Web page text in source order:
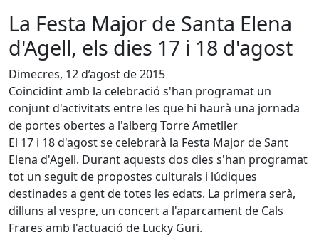
La Festa Major de Santa Elena
d'Agell, els dies 17 i 18 d'agost
Dimecres, 12 d’agost de 2015
Coincidint amb la celebració s'han programat un
conjunt d'activitats entre les que hi haurà una jornada
de portes obertes a l'alberg Torre Ametller
El 17 i 18 d'agost se celebrarà la Festa Major de Sant
Elena d'Agell. Durant aquests dos dies s'han programat
tot un seguit de propostes culturals i lúdiques
destinades a gent de totes les edats. La primera serà,
dilluns al vespre, un concert a l'aparcament de Cals
Frares amb l'actuació de Lucky Guri.